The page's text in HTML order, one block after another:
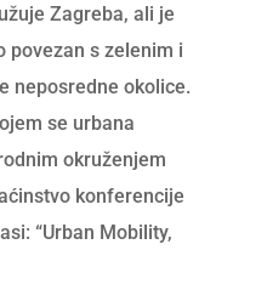
Zagreba, ali je
povezan s zelenim i
neposredne okolice.
se urbana
okruženjem
konferencije
“Urban Mobility,